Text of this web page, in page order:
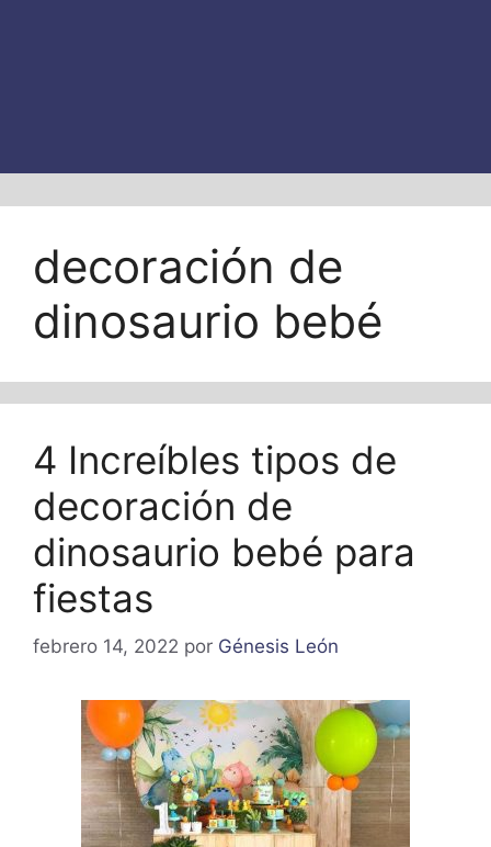
decoración de
dinosaurio bebé
4 Increíbles tipos de
decoración de
dinosaurio bebé para
fiestas
febrero 14, 2022 por Génesis León